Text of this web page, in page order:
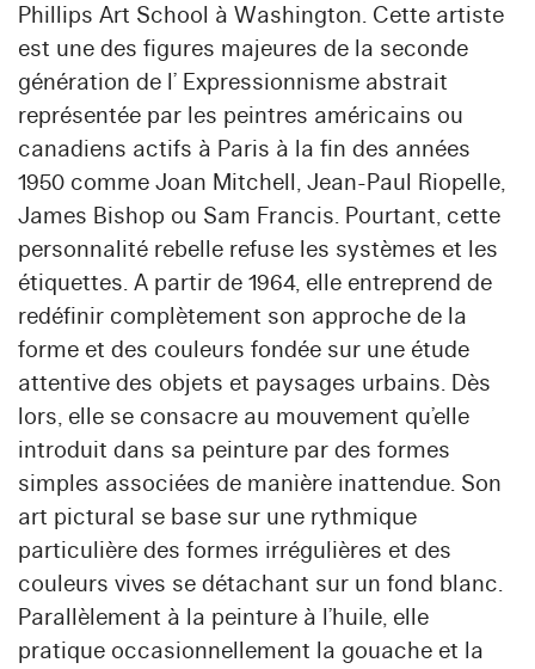
Phillips Art School à Washington. Cette artiste
est une des figures majeures de la seconde
génération de l’ Expressionnisme abstrait
représentée par les peintres américains ou
canadiens actifs à Paris à la fin des années
1950 comme Joan Mitchell, Jean-Paul Riopelle,
James Bishop ou Sam Francis. Pourtant, cette
personnalité rebelle refuse les systèmes et les
étiquettes. A partir de 1964, elle entreprend de
redéfinir complètement son approche de la
forme et des couleurs fondée sur une étude
attentive des objets et paysages urbains. Dès
lors, elle se consacre au mouvement qu’elle
introduit dans sa peinture par des formes
simples associées de manière inattendue. Son
art pictural se base sur une rythmique
particulière des formes irrégulières et des
couleurs vives se détachant sur un fond blanc.
Parallèlement à la peinture à l’huile, elle
pratique occasionnellement la gouache et la